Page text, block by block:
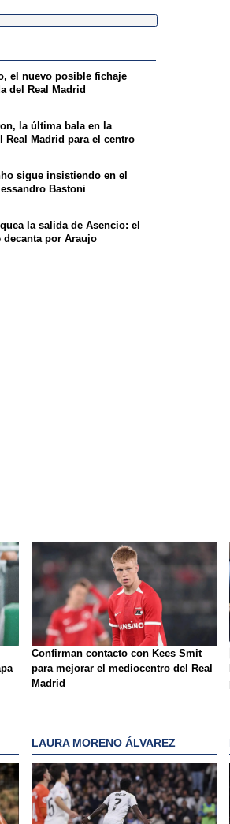
el nuevo posible fichaje
del Real Madrid
la última bala en la
Real Madrid para el centro
sigue insistiendo en el
Bastoni
la salida de Asencio: el
decanta por Araujo
Confirman contacto con Kees Smit
para mejorar el mediocentro del Real
Madrid
LAURA MORENO ÁLVAREZ